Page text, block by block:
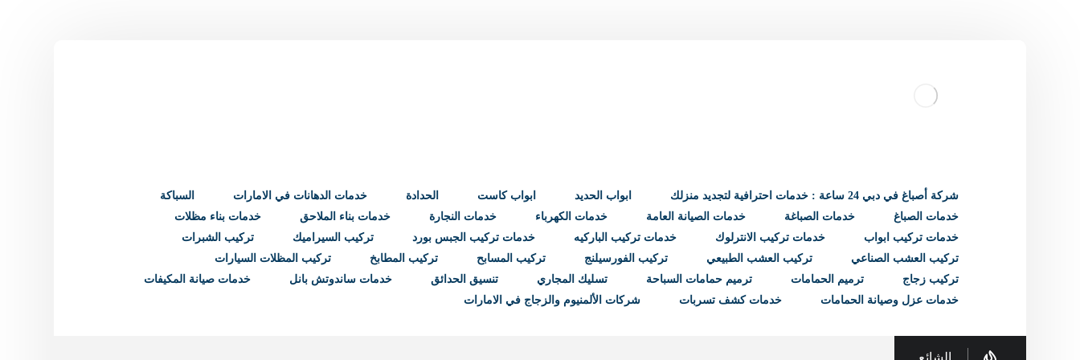
شركة أصباغ في دبي 24 ساعة : خدمات احترافية لتجديد منزلك ابواب الحديد ابواب كاست الحدادة خدمات الدهانات في الامارات
السباكة
خدمات الصباغ
خدمات الصباغة خدمات الصيانة العامة خدمات الكهرباء خدمات النجارة خدمات بناء الملاحق
خدمات بناء مظلات
خدمات تركيب ابواب
خدمات تركيب الانترلوك خدمات تركيب الباركيه خدمات تركيب الجبس بورد تركيب السيراميك
تركيب الشبرات
تركيب العشب الصناعي
تركيب العشب الطبيعي تركيب الفورسيلنج تركيب المسابح تركيب المطابخ
تركيب المظلات السيارات
تركيب زجاج
ترميم الحمامات ترميم حمامات السباحة تسليك المجاري تنسيق الحدائق خدمات ساندوتش بانل
خدمات صيانة المكيفات
خدمات عزل وصيانة الحمامات
خدمات كشف تسربات شركات الألمنيوم والزجاج في الامارات
الشائع